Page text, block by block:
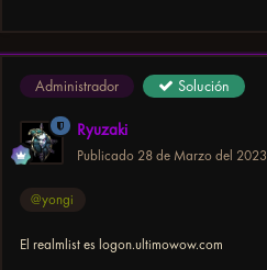
Administrador Solución
Ryuzaki
Publicado 28 de Marzo del 2023
@yongi
El realmlist es logon.ultimowow.com